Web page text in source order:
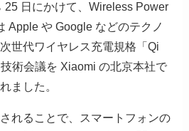
25 日にかけて、Wireless Power
Apple や Google などのテクノ
世代ワイヤレス充電規格「Qi
術会議を Xiaomi の北京本社で
ました。
れることで、スマートフォンの